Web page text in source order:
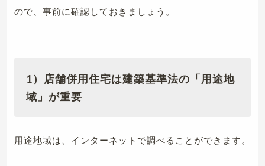
ので、事前に確認しておきましょう。
1）店舗併用住宅は建築基準法の「用途地
域」が重要
用途地域は、インターネットで調べることができます。